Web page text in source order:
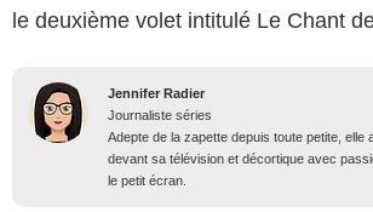
le deuxième volet intitulé Le Chant
Jennifer Radier
Journaliste séries
Adepte de la zapette depuis toute petite, elle
devant sa télévision et décortique avec
le petit écran.